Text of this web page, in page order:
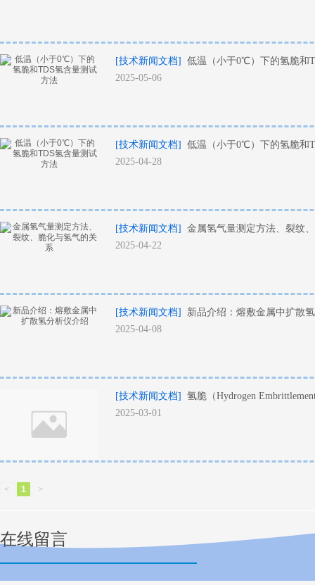
[技术新闻文档]
低温（小于0℃）下的氢脆和
2025-05-06
[技术新闻文档]
低温（小于0℃）下的氢脆和
2025-04-28
[技术新闻文档]
金属氢气量测定方法、裂纹
2025-04-22
[技术新闻文档]
新品介绍：熔敷金属中扩散
2025-04-08
[技术新闻文档]
氢脆（Hydrogen
2025-03-01
< 1 >
在线留言